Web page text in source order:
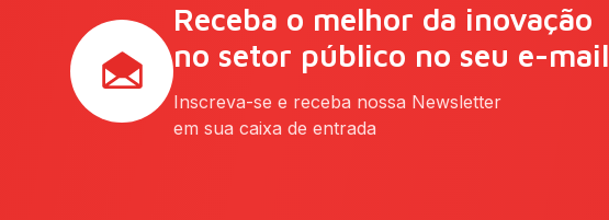
Receba o melhor da inovação
no setor público no seu e-mail
Inscreva-se e receba nossa Newsletter
em sua caixa de entrada